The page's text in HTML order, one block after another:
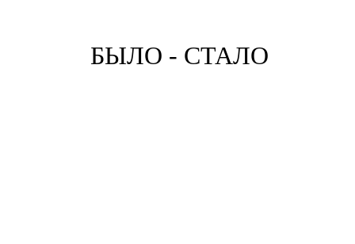
БЫЛО - СТАЛО